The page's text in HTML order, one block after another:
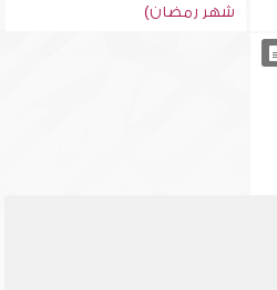
شهر رمضان)